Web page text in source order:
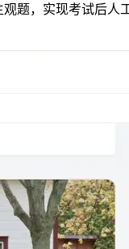
题，实现考试后人